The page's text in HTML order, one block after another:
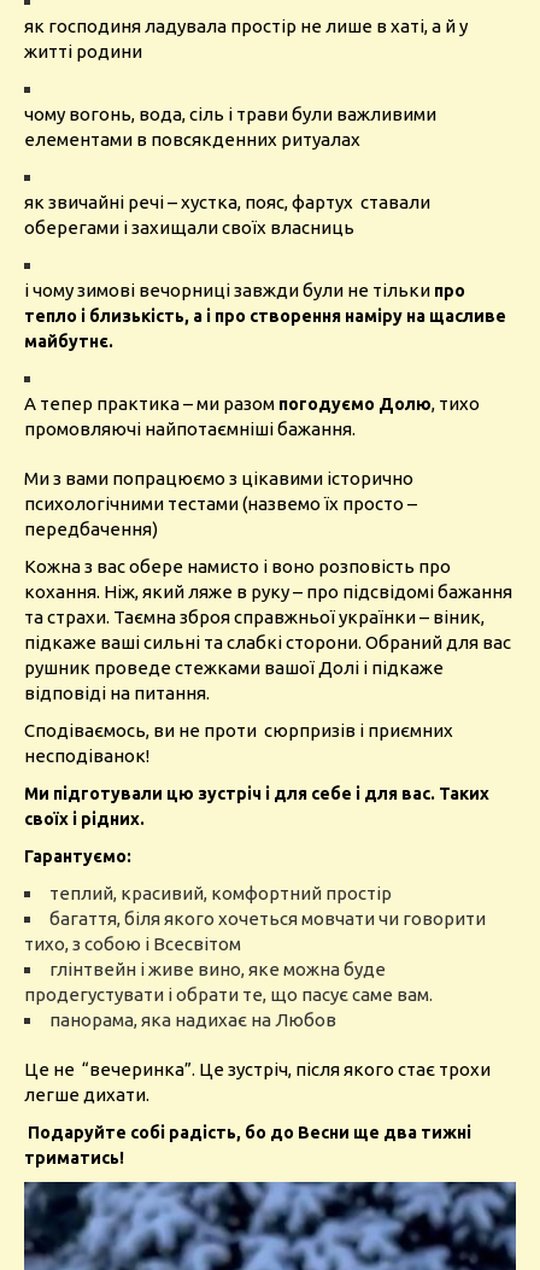
як господиня ладувала простір не лише в хаті, а й у
житті родини
чому вогонь, вода, сіль і трави були важливими
елементами в повсякденних ритуалах
як звичайні речі – хустка, пояс, фартух ставали
оберегами і захищали своїх власниць
і чому зимові вечорниці завжди були не тільки про
тепло і близькість, а і про створення наміру на щасливе
майбутнє.
А тепер практика – ми разом погодуємо Долю, тихо
промовляючі найпотаємніші бажання.
Ми з вами попрацюємо з цікавими історично
психологічними тестами (назвемо їх просто –
передбачення)
Кожна з вас обере намисто і воно розповість про
кохання. Ніж, який ляже в руку – про підсвідомі бажання
та страхи. Таємна зброя справжньої українки – віник,
підкаже ваші сильні та слабкі сторони. Обраний для вас
рушник проведе стежками вашої Долі і підкаже
відповіді на питання.
Сподіваємось, ви не проти сюрпризів і приємних
несподіванок!
Ми підготували цю зустріч і для себе і для вас. Таких
своїх і рідних.
Гарантуємо:
теплий, красивий, комфортний простір
багаття, біля якого хочеться мовчати чи говорити
тихо, з собою і Всесвітом
глінтвейн і живе вино, яке можна буде
продегустувати і обрати те, що пасує саме вам.
панорама, яка надихає на Любов
Це не “вечеринка”. Це зустріч, після якого стає трохи
легше дихати.
Подаруйте собі радість, бо до Весни ще два тижні
триматись!
Video
Player